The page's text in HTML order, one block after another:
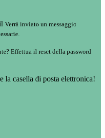
Verrà inviato un messaggio
Effettua il reset della password
la casella di posta elettronica!